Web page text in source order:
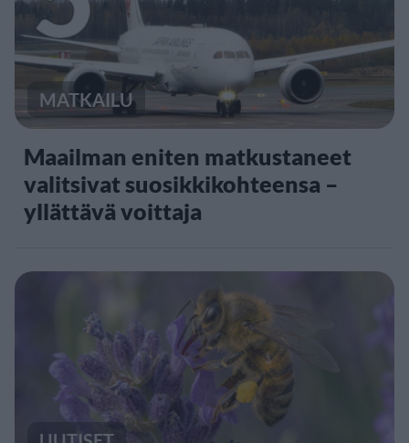
MATKAILU
Maailman eniten matkustaneet
valitsivat suosikkikohteensa –
yllättävä voittaja